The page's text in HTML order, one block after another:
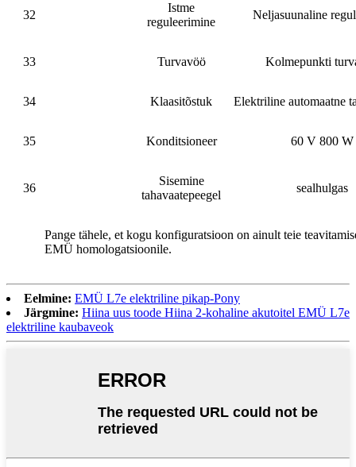
32
Istme
reguleerimine
Neljasuunaline
33 Turvavöö Kolmepunkti
34 Klaasitõstuk Elektriline automaatne
35 Konditsioneer 60 V 800 W
36
Sisemine
tahavaatepeegel
sealhulgas
Pange tähele, et kogu konfiguratsioon on ainult teie
EMÜ homologatsioonile.
Eelmine: EMÜ L7e elektriline pikap-Pony
Järgmine: Hiina uus toode Hiina 2-kohaline akutoitel EMÜ L7e
elektriline kaubaveok